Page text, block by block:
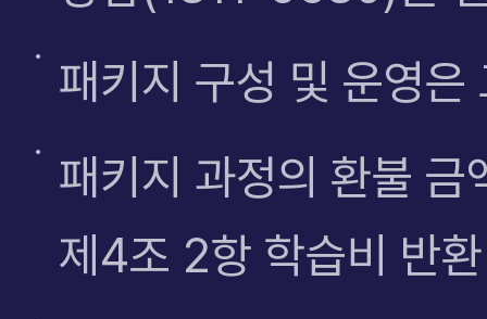
패키지 구성 및 운영
패키지 과정의 환불
제4조 2항 학습비 반